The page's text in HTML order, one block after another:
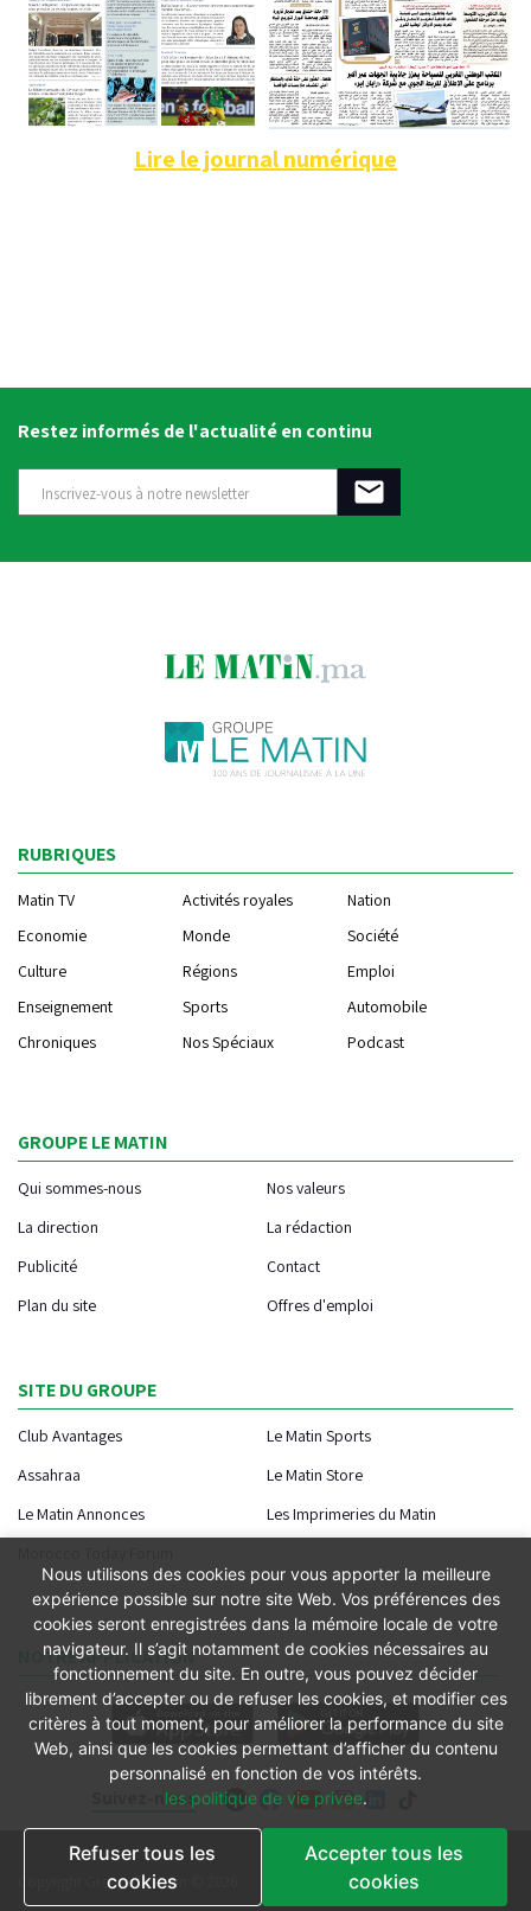
Lire le journal numérique
Restez informés de l'actualité en continu
Suivez-nous
RUBRIQUES
Matin TV Activités royales
Nation
Economie
Monde
Société
Culture
Régions
Emploi
Enseignement
Sports
Automobile
Chroniques
Nos Spéciaux Podcast
GROUPE LE MATIN
Qui sommes-nous
Nos valeurs
La direction
La rédaction
Publicité
Contact
Plan du site
Offres d'emploi
SITE DU GROUPE
Club Avantages
Le Matin Sports
Assahraa
Le Matin Store
Le Matin Annonces
Les Imprimeries du Matin
NOTRE APPLICATION
Copyright Groupe le Matin © 2026
Conditions générales
Conditions de vente
Nous utilisons des cookies pour vous apporter la meilleure
expérience possible sur notre site Web. Vos préférences des
cookies seront enregistrées dans la mémoire locale de votre
navigateur. Il s’agit notamment de cookies nécessaires au
fonctionnement du site. En outre, vous pouvez décider
librement d’accepter ou de refuser les cookies, et modifier ces
critères à tout moment, pour améliorer la performance du site
Web, ainsi que les cookies permettant d’afficher du contenu
personnalisé en fonction de vos intérêts.
les politique de vie privee.
Refuser tous les
cookies
Accepter tous les
cookies